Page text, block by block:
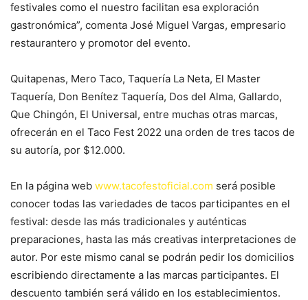
festivales como el nuestro facilitan esa exploración
gastronómica”, comenta José Miguel Vargas, empresario
restaurantero y promotor del evento.
Quitapenas, Mero Taco, Taquería La Neta, El Master
Taquería, Don Benítez Taquería, Dos del Alma, Gallardo,
Que Chingón, El Universal, entre muchas otras marcas,
ofrecerán en el Taco Fest 2022 una orden de tres tacos de
su autoría, por $12.000.
En la página web www.tacofestoficial.com será posible
conocer todas las variedades de tacos participantes en el
festival: desde las más tradicionales y auténticas
preparaciones, hasta las más creativas interpretaciones de
autor. Por este mismo canal se podrán pedir los domicilios
escribiendo directamente a las marcas participantes. El
descuento también será válido en los establecimientos.